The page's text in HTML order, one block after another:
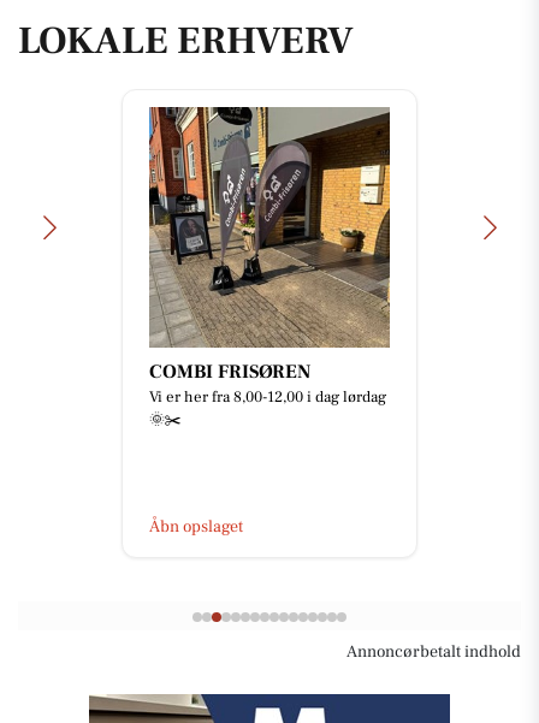
LOKALE ERHVERV
COMBI FRISØREN
Vi er her fra 8,00-12,00 i dag lørdag
🌞✂️
Åbn opslaget
Annoncørbetalt indhold